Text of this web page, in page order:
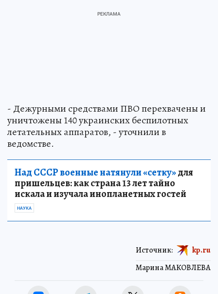
- Дежурными средствами ПВО перехвачены и
уничтожены 140 украинских беспилотных
летательных аппаратов, - уточнили в
ведомстве.
Над СССР военные натянули «сетку»для
пришельцев: как страна 13 лет тайно
искала и изучала инопланетных гостей
НАУКА
Марина МАКОВЛЕВА
Источник: kp.ru